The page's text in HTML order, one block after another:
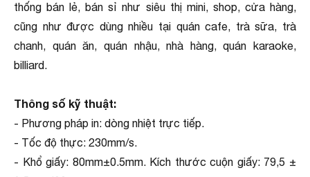
thống bán lẻ, bán sỉ như siêu thị mini, shop, cửa hàng,
cũng như được dùng nhiều tại quán cafe, trà sữa, trà
chanh, quán ăn, quán nhậu, nhà hàng, quán karaoke,
billiard.
Thông số kỹ thuật:
- Phương pháp in: dòng nhiệt trực tiếp.
- Tốc độ thực: 230mm/s.
- Khổ giấy: 80mm±0.5mm. Kích thước cuộn giấy: 79,5 ±